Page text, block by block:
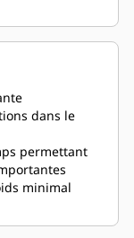
dans le
permettant
minimal